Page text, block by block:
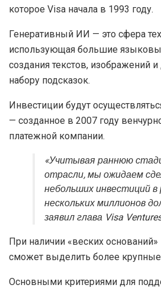
которое Visa начала в 1993 году.
Генеративный ИИ — это сфера
использующая большие
создания текстов, изображений и
набору подсказок.
Инвестиции будут
— созданное в 2007 году
платежной компании.
«Учитывая раннюю
отрасли, мы ожидаем
небольших инвестиций в
нескольких миллионов
заявил глава Visa
При наличии «веских
сможет выделить более
Основными критериями для